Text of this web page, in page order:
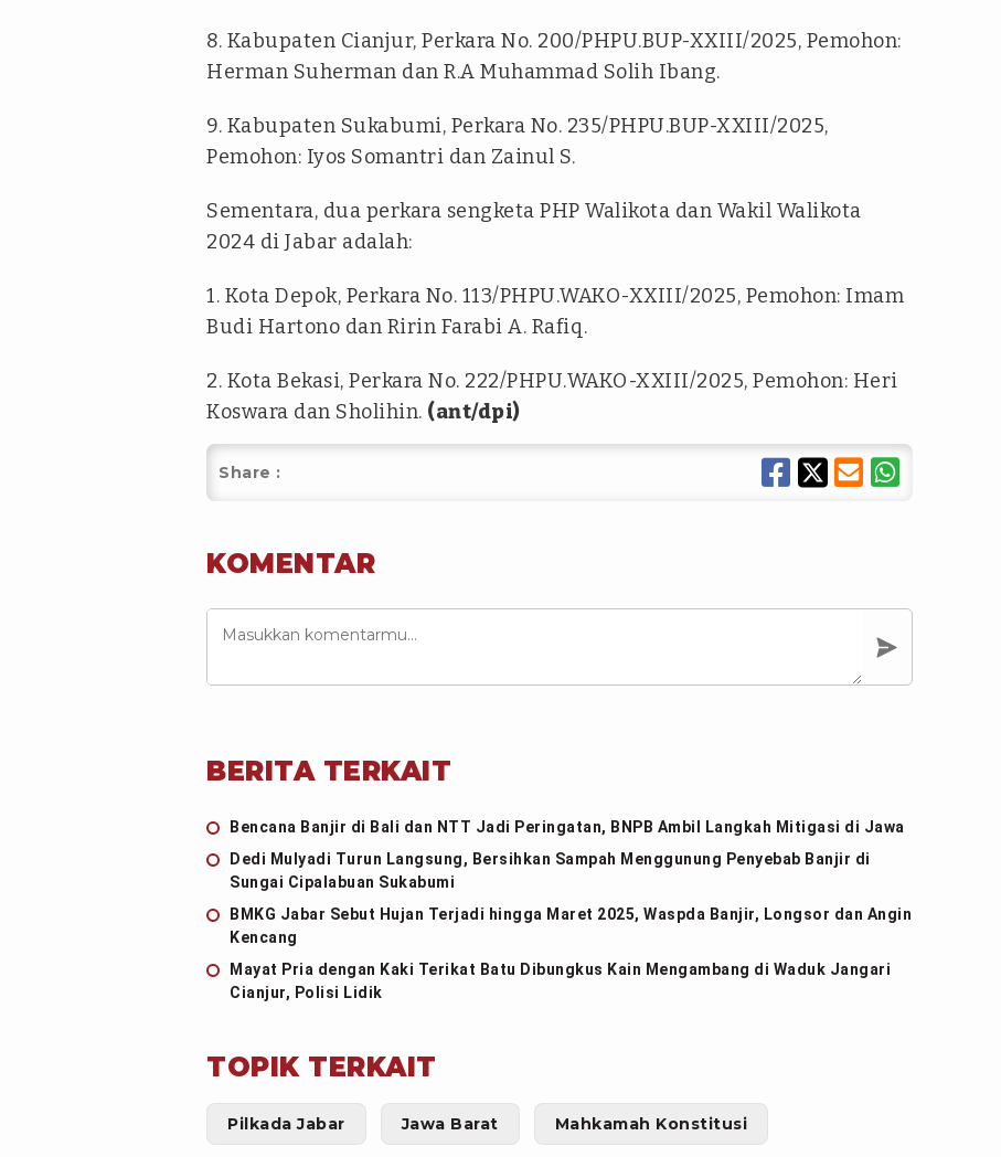
8. Kabupaten Cianjur, Perkara No. 200/PHPU.BUP-XXIII/2025, Pemohon:
Herman Suherman dan R.A Muhammad Solih Ibang.
9. Kabupaten Sukabumi, Perkara No. 235/PHPU.BUP-XXIII/2025,
Pemohon: Iyos Somantri dan Zainul S.
Sementara, dua perkara sengketa PHP Walikota dan Wakil Walikota
2024 di Jabar adalah:
1. Kota Depok, Perkara No. 113/PHPU.WAKO-XXIII/2025, Pemohon: Imam
Budi Hartono dan Ririn Farabi A. Rafiq.
2. Kota Bekasi, Perkara No. 222/PHPU.WAKO-XXIII/2025, Pemohon: Heri
Koswara dan Sholihin. (ant/dpi)
Share :
KOMENTAR
BERITA TERKAIT
Bencana Banjir di Bali dan NTT Jadi Peringatan, BNPB Ambil Langkah Mitigasi di Jawa
Dedi Mulyadi Turun Langsung, Bersihkan Sampah Menggunung Penyebab Banjir di
Sungai Cipalabuan Sukabumi
BMKG Jabar Sebut Hujan Terjadi hingga Maret 2025, Waspda Banjir, Longsor dan Angin
Kencang
Mayat Pria dengan Kaki Terikat Batu Dibungkus Kain Mengambang di Waduk Jangari
Cianjur, Polisi Lidik
TOPIK TERKAIT
Pilkada Jabar Jawa Barat Mahkamah Konstitusi